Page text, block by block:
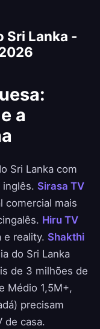
para
Sri Lanka -
a
Sri Lanka com
inglês. Sirasa TV
comercial mais
Hiru TV
e reality. Shakthi
do Sri Lanka
de 3 milhões de
Médio 1,5M+,
precisam
de casa.